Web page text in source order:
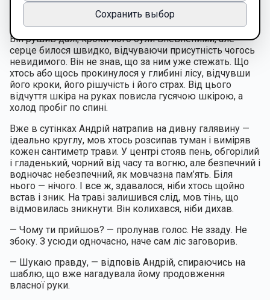
Андрій тяжко дихав, витер лезо об траву і прошепотів:
— Якщо це лише початок… то яка ж буде середина?
Він рушив далі, кроки його були впевненими, але
серце билося швидко, відчуваючи присутність чогось
невидимого. Він не знав, що за ним уже стежать. Що
хтось або щось прокинулося у глибині лісу, відчувши
його кроки, його рішучість і його страх. Від цього
відчуття шкіра на руках повисла гусячою шкірою, а
холод пробіг по спині.
Вже в сутінках Андрій натрапив на дивну галявину —
ідеально круглу, мов хтось розсипав туман і виміряв
кожен сантиметр трави. У центрі стояв пень, обгорілий
і гладенький, чорний від часу та вогню, але безпечний і
водночас небезпечний, як мовчазна пам’ять. Біля
нього — нічого. І все ж, здавалося, ніби хтось щойно
встав і зник. На траві залишився слід, мов тінь, що
відмовилась зникнути. Він колихався, ніби дихав.
— Чому ти прийшов? — пролунав голос. Не ззаду. Не
збоку. З усюди одночасно, наче сам ліс заговорив.
— Шукаю правду, — відповів Андрій, спираючись на
шаблю, що вже нагадувала йому продовження
власної руки.
Сохранить выбор